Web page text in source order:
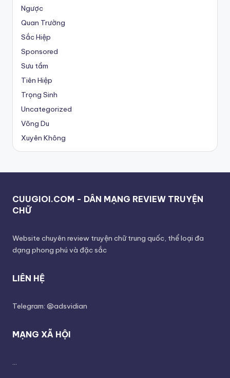
Ngược
Quan Trường
Sắc Hiệp
Sponsored
Sưu tầm
Tiên Hiệp
Trọng Sinh
Uncategorized
Võng Du
Xuyên Không
CUUGIOI.COM - DÂN MẠNG REVIEW TRUYỆN
CHỮ
Website chuyên review truyện chữ trung quốc, thể loại đa
dạng phong phú và đặc sắc
LIÊN HỆ
Telegram: @adsvidian
MẠNG XÃ HỘI
...